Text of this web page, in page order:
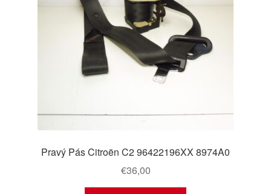
Pravý Pás Citroën C2 96422196XX 8974A0
€36,00